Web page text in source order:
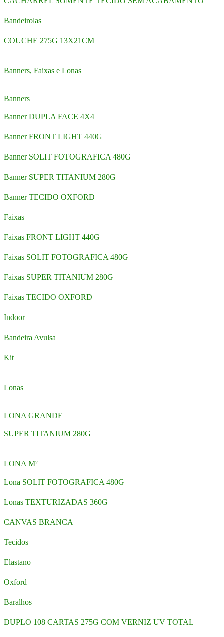
Bandeirolas
COUCHE 275G 13X21CM
Banners, Faixas e Lonas
Banners
Banner DUPLA FACE 4X4
Banner FRONT LIGHT 440G
Banner SOLIT FOTOGRAFICA 480G
Banner SUPER TITANIUM 280G
Banner TECIDO OXFORD
Faixas
Faixas FRONT LIGHT 440G
Faixas SOLIT FOTOGRAFICA 480G
Faixas SUPER TITANIUM 280G
Faixas TECIDO OXFORD
Indoor
Bandeira Avulsa
Kit
Lonas
LONA GRANDE
SUPER TITANIUM 280G
LONA M²
Lona SOLIT FOTOGRAFICA 480G
Lonas TEXTURIZADAS 360G
CANVAS BRANCA
Tecidos
Elastano
Oxford
Baralhos
DUPLO 108 CARTAS 275G COM VERNIZ UV TOTAL